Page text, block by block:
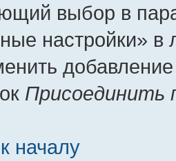
выбор в
настройки»
Присоединить
началу